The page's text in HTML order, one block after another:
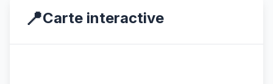
📍Carte interactive